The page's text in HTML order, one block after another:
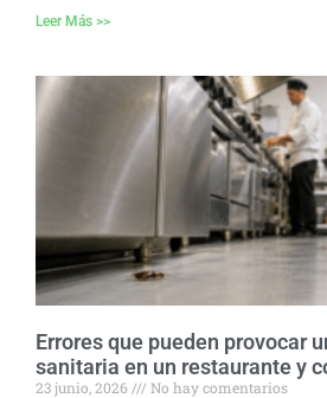
Leer Más >>
Errores que pueden provocar
sanitaria en un restaurante y
23 junio, 2026
No hay comentarios